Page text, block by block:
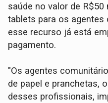
saúde no valor de
tablets para os agentes
esse recurso já está
pagamento.
"Os agentes
de papel e pranchetas,
desses profissionais,